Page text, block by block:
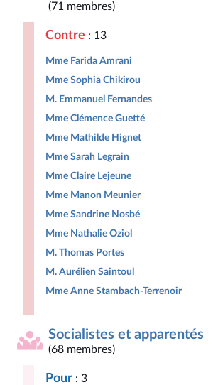
(71 membres)
Contre : 13
Mme Farida Amrani
Mme Sophia Chikirou
M. Emmanuel Fernandes
Mme Clémence Guetté
Mme Mathilde Hignet
Mme Sarah Legrain
Mme Claire Lejeune
Mme Manon Meunier
Mme Sandrine Nosbé
Mme Nathalie Oziol
M. Thomas Portes
M. Aurélien Saintoul
Mme Anne Stambach-Terrenoir
Socialistes et apparentés
(68 membres)
Pour : 3